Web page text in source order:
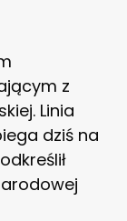
z
Linia
dziś na